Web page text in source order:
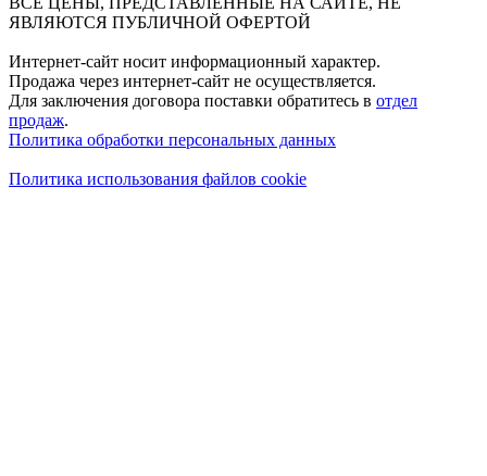
ЯВЛЯЮТСЯ ПУБЛИЧНОЙ ОФЕРТОЙ
Интернет-сайт носит информационный характер.
Продажа через интернет-сайт не осуществляется.
Для заключения договора поставки обратитесь в отдел
продаж.
Политика обработки персональных данных
Политика использования файлов cookie